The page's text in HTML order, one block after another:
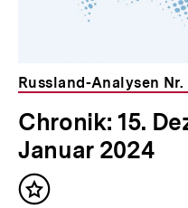
Russland-Analysen Nr.
Chronik: 15.
Januar 2024
Inhalt